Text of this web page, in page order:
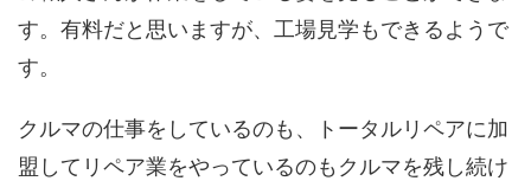
す。有料だと思いますが、工場見学もできるようで
す。
クルマの仕事をしているのも、トータルリペアに加
盟してリペア業をやっているのもクルマを残し続け